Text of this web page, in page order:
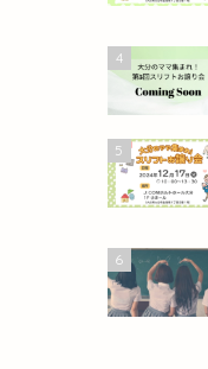
4
5
6